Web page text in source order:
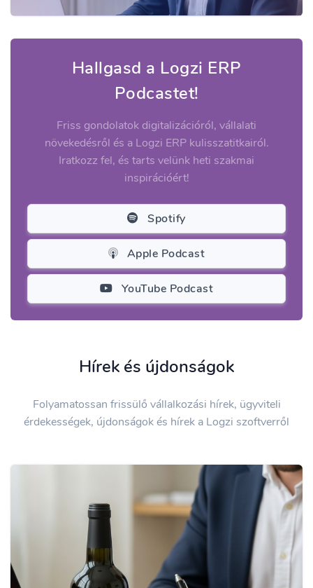
Hallgasd a Logzi ERP
Podcastet!
Friss gondolatok digitalizációról, vállalati
növekedésről és a Logzi ERP kulisszatitkairól.
Iratkozz fel, és tarts velünk heti szakmai
inspirációért!
Spotify
Apple Podcast
YouTube Podcast
Hírek és újdonságok
Folyamatossan frissülő vállalkozási hírek, ügyviteli
érdekességek, újdonságok és hírek a Logzi szoftverről